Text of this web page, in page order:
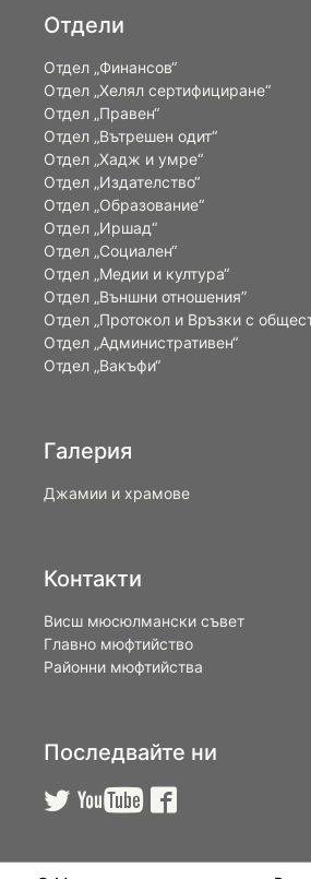
Отдели
Отдел „Финансов“
Отдел „Хелял сертифициране“
Отдел „Правен“
Отдел „Вътрешен одит“
Отдел „Хадж и умре“
Отдел „Издателство“
Отдел „Образование“
Отдел „Иршад“
Отдел „Социален“
Отдел „Медии и култура“
Отдел „Външни отношения”
Oтдел „Протокол и Връзки с
Отдел „Административен“
Отдел „Вакъфи“
Галерия
Джамии и храмове
Контакти
Висш мюсюлмански съвет
Главно мюфтийство
Районни мюфтийства
Последвайте ни
  